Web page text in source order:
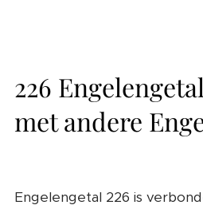
226
met andere
Engelengetal 226 is